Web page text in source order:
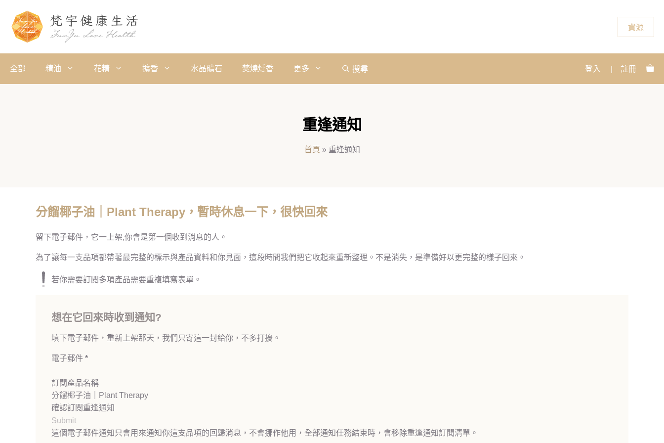
資源
全部 精油 花精 擴香 水晶礦石 焚燒燻香 更多 搜尋 登入 註冊
重逢通知
首頁 » 重逢通知
分餾椰子油｜Plant Therapy，暫時休息一下，很快回來
留下電子郵件，它一上架,你會是第一個收到消息的人。
為了讓每一支品項都帶著最完整的標示與產品資料和你見面，這段時間我們把它收起來重新整理。不是消失，是準備好以更完整的樣子回來。
若你需要訂閱多項產品需要重複填寫表單。
想在它回來時收到通知?
填下電子郵件，重新上架那天，我們只寄這一封給你，不多打擾。
電子郵件 *
訂閱產品名稱
確認訂閱重逢通知
Submit
這個電子郵件通知只會用來通知你這支品項的回歸消息，不會挪作他用，全部通知任務結束時，會移除重逢通知訂閱清單。